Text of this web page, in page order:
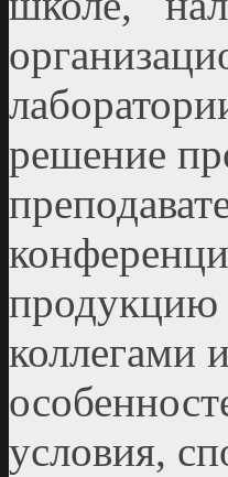
решение
продукцию
коллегами
условия,